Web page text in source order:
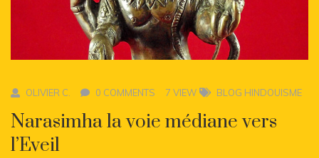
OLIVIER C. 0 COMMENTS 7 VIEW BLOG HINDOUISME
Narasimha la voie médiane vers
l’Eveil